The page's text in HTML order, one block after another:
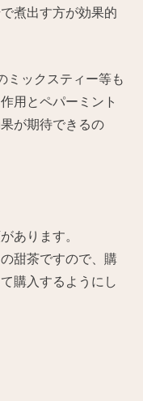
煮出す方が効果的
ミックスティー等も
用とペパーミント
が期待できるの
あります。
甜茶ですので、購
購入するようにし